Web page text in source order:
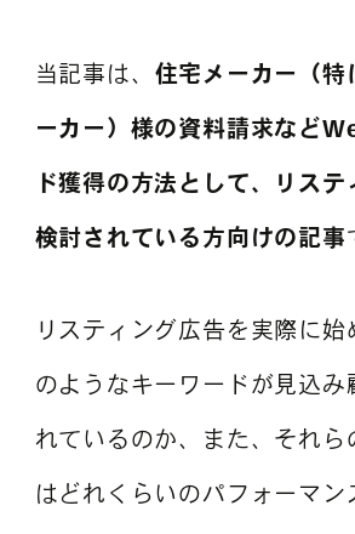
よくある質問
当記事は、 住宅メーカー（特
ーカー）様の資料請求など
ド獲得の方法として、リステ
検討されている方向けの記事
リスティング広告を実際に始
のようなキーワードが見込み
れているのか、また、それら
はどれくらいのパフォーマン